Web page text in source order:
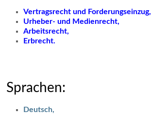
Vertragsrecht und Forderungseinzug,
Urheber- und Medienrecht,
Arbeitsrecht,
Erbrecht.
Sprachen:
Deutsch,